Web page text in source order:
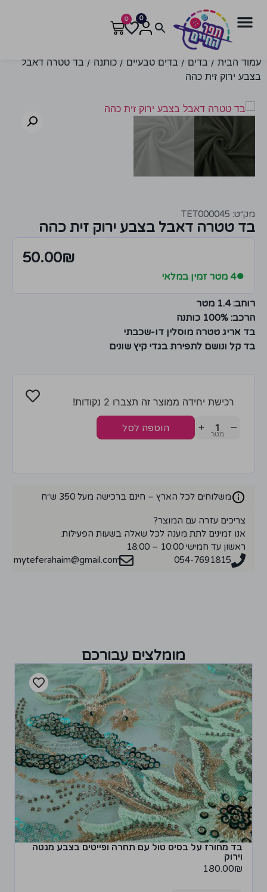
0
0
עמוד הבית / בדים / בדים טבעיים / כותנה / בד טטרה דאבל
בצבע ירוק זית כהה
מק״ט: TET000045
בד טטרה דאבל בצבע ירוק זית כהה
50.00₪
●4 מטר זמין במלאי
רוחב: 1.4 מטר
הרכב: 100% כותנה
בד אריג טטרה מוסלין דו-שכבתי
בד קל ונושם לתפירת בגדי קיץ שונים
רכישת יחידה ממוצר זה תצברו 2 נקודות!
−
+ הוספה לסל
משלוחים לכל הארץ – חינם ברכישה מעל 350 ש״ח
צריכים עזרה עם המוצר?
אנו זמינים לתת מענה לכל שאלה בשעות הפעילות:
ראשון עד חמישי 10:00 – 18:00
054-7691815
myteferahaim@gmail.com
מומלצים עבורכם
בד מחורז על בסיס טול עם תחרה ופייטים בצבע מנטה
וירוק
180.00₪